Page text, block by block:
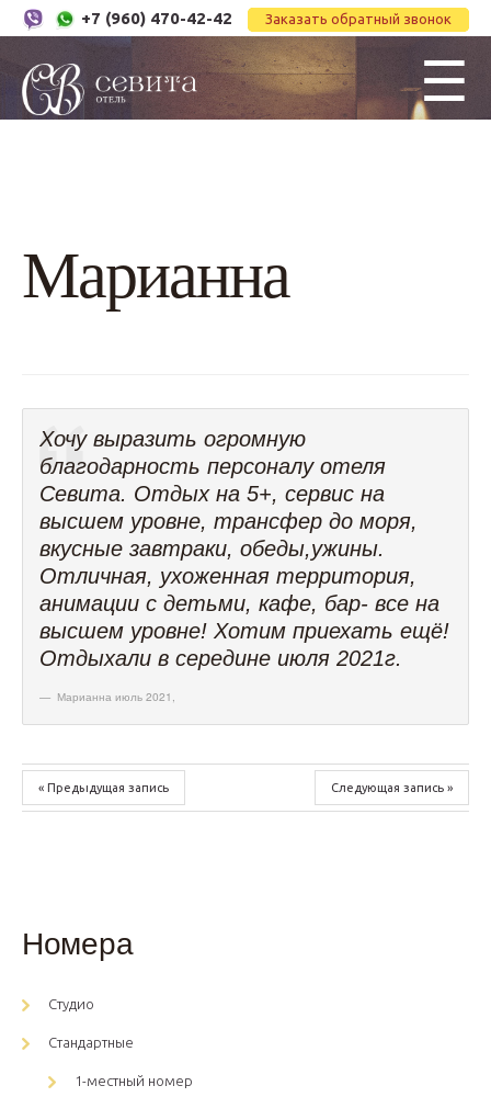
Заказать обратный звонок
+7 (960) 470-42-42
☰
Марианна
Хочу выразить огромную
благодарность персоналу отеля
Севита. Отдых на 5+, сервис на
высшем уровне, трансфер до моря,
вкусные завтраки, обеды,ужины.
Отличная, ухоженная территория,
анимации с детьми, кафе, бар- все на
высшем уровне! Хотим приехать ещё!
Отдыхали в середине июля 2021г.
Марианна июль 2021
« Предыдущая запись Следующая запись »
Номера
Студио
Стандартные
1-местный номер